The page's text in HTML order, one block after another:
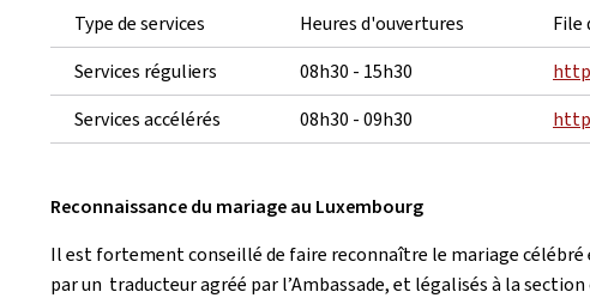
Type de services Heures d'ouvertures
Services réguliers
08h30 - 15h30
Services accélérés
08h30 - 09h30
Reconnaissance du mariage au Luxembourg
Il est fortement conseillé de faire reconnaître le mariage
par un traducteur agréé par l’Ambassade, et légalisés à la